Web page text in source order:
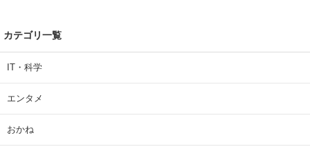
カテゴリ一覧
IT・科学
エンタメ
おかね